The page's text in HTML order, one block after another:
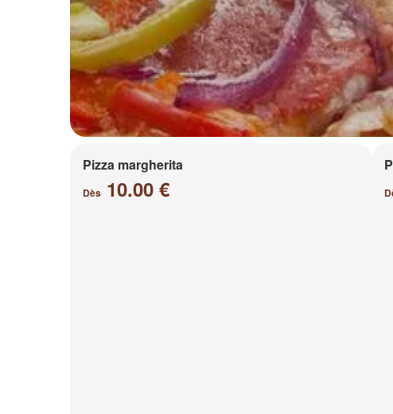
Pizza margherita
Dès 10.00 €